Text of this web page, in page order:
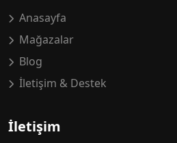
Anasayfa
Mağazalar
Blog
İletişim & Destek
İletişim